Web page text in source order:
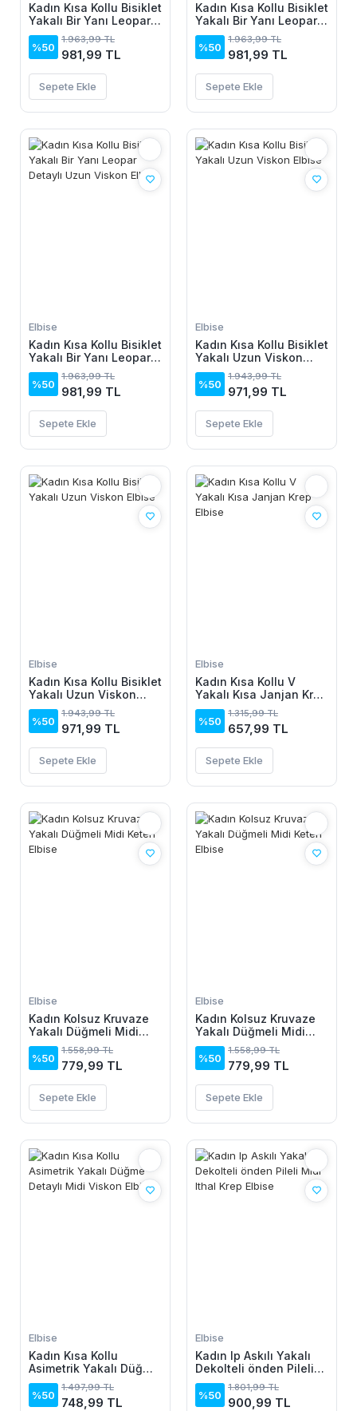
Kadın Kısa Kollu Bisiklet
Yakalı Bir Yanı Leopar
Detaylı Uzun Viskon
Elbise
%50
1.963,99 TL
981,99 TL
Sepete Ekle
Kadın Kısa Kollu Bisiklet
Yakalı Bir Yanı Leopar
Detaylı Uzun Viskon
Elbise
%50
1.963,99 TL
981,99 TL
Sepete Ekle
Elbise
Kadın Kısa Kollu Bisiklet
Yakalı Bir Yanı Leopar
Detaylı Uzun Viskon
Elbise
%50
1.963,99 TL
981,99 TL
Sepete Ekle
Elbise
Kadın Kısa Kollu Bisiklet
Yakalı Uzun Viskon
Elbise
%50
1.943,99 TL
971,99 TL
Sepete Ekle
Elbise
Kadın Kısa Kollu Bisiklet
Yakalı Uzun Viskon
Elbise
%50
1.943,99 TL
971,99 TL
Sepete Ekle
Elbise
Kadın Kısa Kollu V
Yakalı Kısa Janjan Krep
Elbise
%50
1.315,99 TL
657,99 TL
Sepete Ekle
Elbise
Kadın Kolsuz Kruvaze
Yakalı Düğmeli Midi
Keten Elbise
%50
1.558,99 TL
779,99 TL
Sepete Ekle
Elbise
Kadın Kolsuz Kruvaze
Yakalı Düğmeli Midi
Keten Elbise
%50
1.558,99 TL
779,99 TL
Sepete Ekle
Elbise
Kadın Kısa Kollu
Asimetrik Yakalı Düğme
Detaylı Midi Viskon
Elbise
%50
1.497,99 TL
748,99 TL
Elbise
Kadın Ip Askılı Yakalı
Dekolteli önden Pileli
Midi Ithal Krep Elbise
%50
1.801,99 TL
900,99 TL